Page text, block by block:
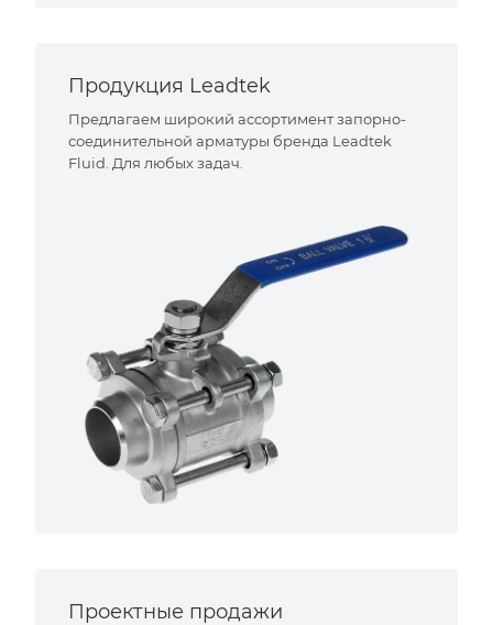
Продукция Leadtek
Предлагаем широкий ассортимент запорно-
соединительной арматуры бренда Leadtek
Fluid. Для любых задач.
Проектные продажи